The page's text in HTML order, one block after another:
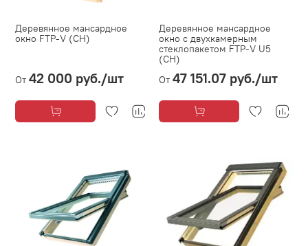
Деревянное мансардное
окно FTP-V (CH)
От 42 000 руб./шт
Деревянное мансардное
окно с двухкамерным
стеклопакетом FTP-V U5
(CH)
От 47 151.07 руб./шт